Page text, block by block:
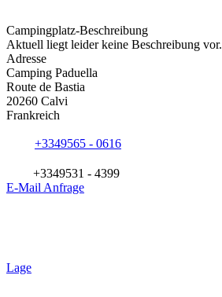
Campingplatz-Beschreibung
Aktuell liegt leider keine Beschreibung vor.
Adresse
Camping Paduella
Route de Bastia
20260 Calvi
Frankreich
+3349565 - 0616
+3349531 - 4399
E-Mail Anfrage
Lage